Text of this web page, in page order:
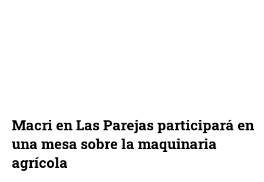
Macri en Las Parejas participará en
una mesa sobre la maquinaria
agrícola